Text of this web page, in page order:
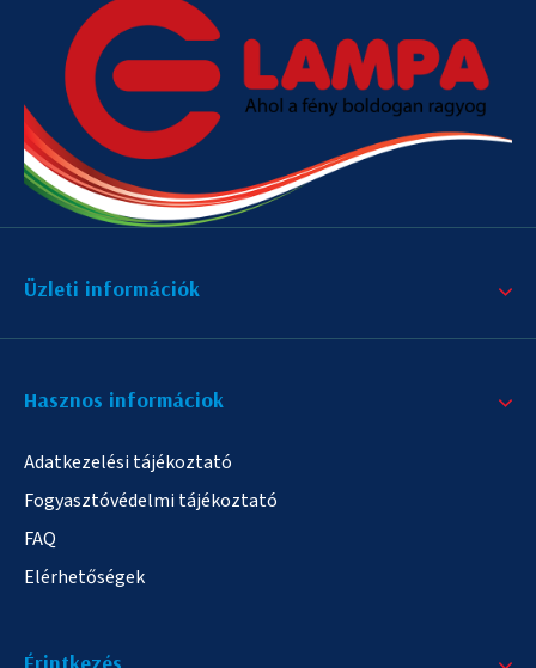
Üzleti információk
Hasznos informáciok
Adatkezelési tájékoztató
Fogyasztóvédelmi tájékoztató
FAQ
Elérhetőségek